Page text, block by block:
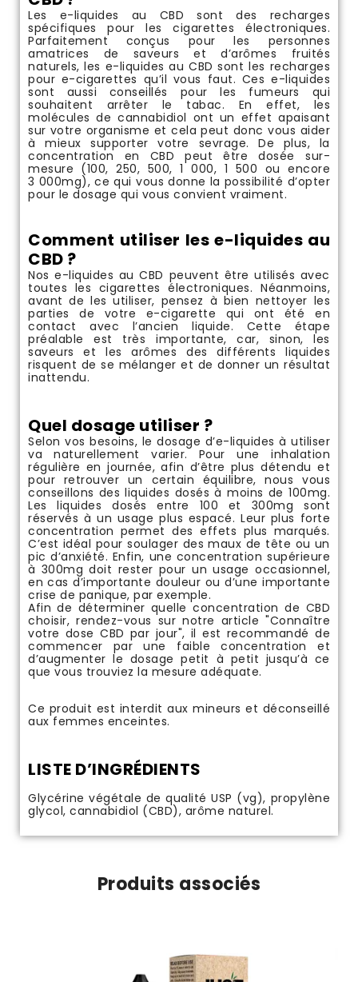
Les e-liquides au CBD sont des recharges
spécifiques pour les cigarettes électroniques.
Parfaitement conçus pour les personnes
amatrices de saveurs et d’arômes fruités
naturels, les e-liquides au CBD sont les recharges
pour e-cigarettes qu’il vous faut. Ces e-liquides
sont aussi conseillés pour les fumeurs qui
souhaitent arrêter le tabac. En effet, les
molécules de cannabidiol ont un effet apaisant
sur votre organisme et cela peut donc vous aider
à mieux supporter votre sevrage. De plus, la
concentration en CBD peut être dosée sur-
mesure (100, 250, 500, 1 000, 1 500 ou encore
3 000mg), ce qui vous donne la possibilité d’opter
pour le dosage qui vous convient vraiment.
Comment utiliser les e-liquides au
CBD ?
Nos e-liquides au CBD peuvent être utilisés avec
toutes les cigarettes électroniques. Néanmoins,
avant de les utiliser, pensez à bien nettoyer les
parties de votre e-cigarette qui ont été en
contact avec l’ancien liquide. Cette étape
préalable est très importante, car, sinon, les
saveurs et les arômes des différents liquides
risquent de se mélanger et de donner un résultat
inattendu.
Quel dosage utiliser ?
Selon vos besoins, le dosage d’e-liquides à utiliser
va naturellement varier. Pour une inhalation
régulière en journée, afin d’être plus détendu et
pour retrouver un certain équilibre, nous vous
conseillons des liquides dosés à moins de 100mg.
Les liquides dosés entre 100 et 300mg sont
réservés à un usage plus espacé. Leur plus forte
concentration permet des effets plus marqués.
C’est idéal pour soulager des maux de tête ou un
pic d’anxiété. Enfin, une concentration supérieure
à 300mg doit rester pour un usage occasionnel,
en cas d’importante douleur ou d’une importante
crise de panique, par exemple.
Afin de déterminer quelle concentration de CBD
choisir, rendez-vous sur notre article "Connaître
votre dose CBD par jour", il est recommandé de
commencer par une faible concentration et
d’augmenter le dosage petit à petit jusqu’à ce
que vous trouviez la mesure adéquate.
Ce produit est interdit aux mineurs et déconseillé
aux femmes enceintes.
LISTE D’INGRÉDIENTS
Glycérine végétale de qualité USP (vg), propylène
glycol, cannabidiol (CBD), arôme naturel.
Produits associés